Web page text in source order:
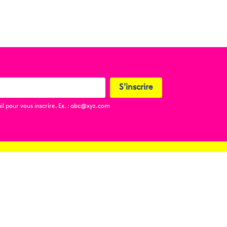
pour vous inscrire. Ex. : abc@xyz.com
S'inscrire